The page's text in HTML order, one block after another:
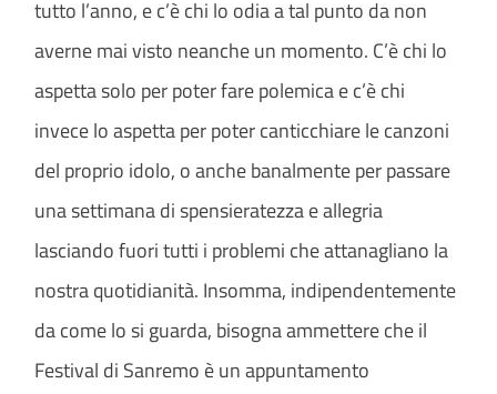
tutto l’anno, e c’è chi lo odia a tal punto da non
averne mai visto neanche un momento. C’è chi lo
aspetta solo per poter fare polemica e c’è chi
invece lo aspetta per poter canticchiare le canzoni
del proprio idolo, o anche banalmente per passare
una settimana di spensieratezza e allegria
lasciando fuori tutti i problemi che attanagliano la
nostra quotidianità. Insomma, indipendentemente
da come lo si guarda, bisogna ammettere che il
Festival di Sanremo è un appuntamento